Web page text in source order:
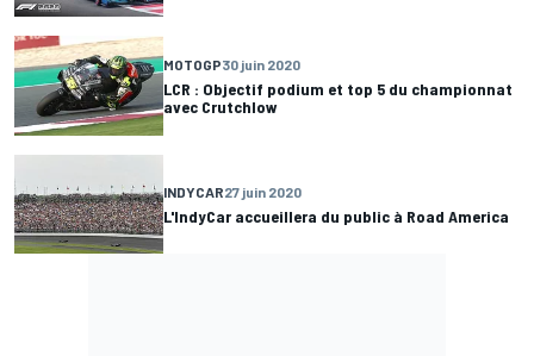
MOTOGP30 juin 2020
LCR : Objectif podium et top 5 du championnat
avec Crutchlow
INDYCAR27 juin 2020
L'IndyCar accueillera du public à Road America